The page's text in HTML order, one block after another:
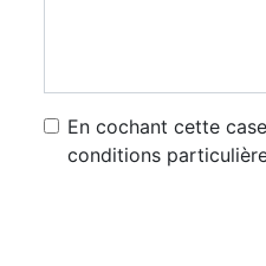
En cochant cette
conditions